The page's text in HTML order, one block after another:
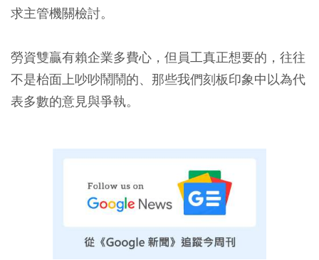
求主管機關檢討。
勞資雙贏有賴企業多費心，但員工真正想要的，往往
不是枱面上吵吵鬧鬧的、那些我們刻板印象中以為代
表多數的意見與爭執。